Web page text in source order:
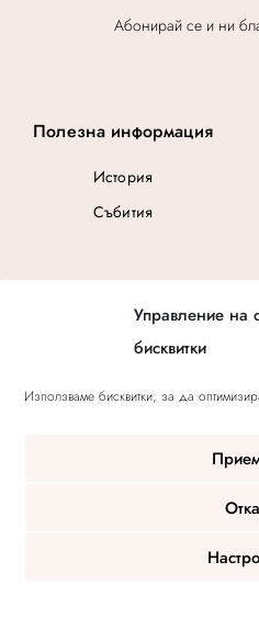
Управление на
бисквитки
Използваме бисквитки, за да
© 2020 V-Key
Полезна информация
История
Събития
Абонирай се и ни